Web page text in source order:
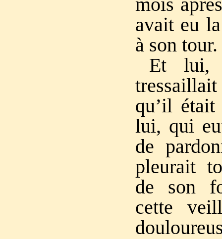
avait eu
à son tour.
Et lui,
qu’il
lui, qui
de
pleurait
de son
cette